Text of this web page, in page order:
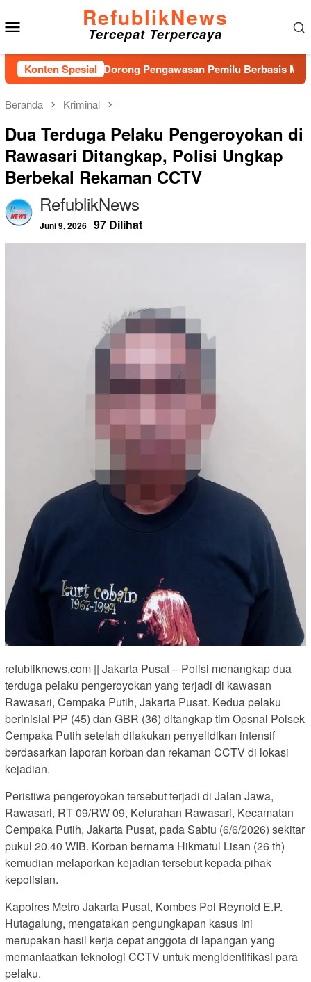
ke
konten
RefublikNews
Tercepat Terpercaya
Konten Spesial
Dorong Pengawasan Pemilu Berbasis Masyarakat
Beranda Kriminal
Dua Terduga Pelaku Pengeroyokan di
Rawasari Ditangkap, Polisi Ungkap
Berbekal Rekaman CCTV
RefublikNews
Juni 9, 2026 97 Dilihat
refubliknews.com || Jakarta Pusat – Polisi menangkap dua
terduga pelaku pengeroyokan yang terjadi di kawasan
Rawasari, Cempaka Putih, Jakarta Pusat. Kedua pelaku
berinisial PP (45) dan GBR (36) ditangkap tim Opsnal Polsek
Cempaka Putih setelah dilakukan penyelidikan intensif
berdasarkan laporan korban dan rekaman CCTV di lokasi
kejadian.
Peristiwa pengeroyokan tersebut terjadi di Jalan Jawa,
Rawasari, RT 09/RW 09, Kelurahan Rawasari, Kecamatan
Cempaka Putih, Jakarta Pusat, pada Sabtu (6/6/2026) sekitar
pukul 20.40 WIB. Korban bernama Hikmatul Lisan (26 th)
kemudian melaporkan kejadian tersebut kepada pihak
kepolisian.
Kapolres Metro Jakarta Pusat, Kombes Pol Reynold E.P.
Hutagalung, mengatakan pengungkapan kasus ini
merupakan hasil kerja cepat anggota di lapangan yang
memanfaatkan teknologi CCTV untuk mengidentifikasi para
pelaku.